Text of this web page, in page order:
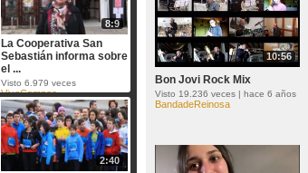
8:9
La Cooperativa San
Sebastián informa sobre
el ...
Visto 6.979 veces
ViveCampoo
2:40
10:56
Bon Jovi Rock Mix
Visto 19.236 veces | hace 6 años
BandadeReinosa